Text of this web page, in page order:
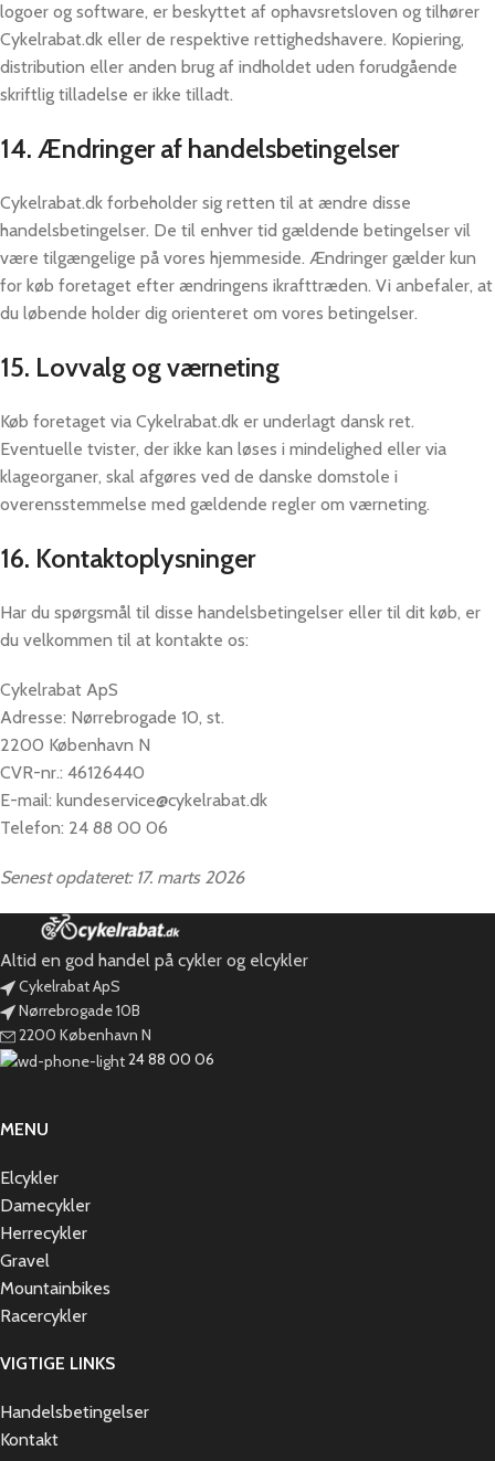
logoer og software, er beskyttet af ophavsretsloven og tilhører
Cykelrabat.dk eller de respektive rettighedshavere. Kopiering,
distribution eller anden brug af indholdet uden forudgående
skriftlig tilladelse er ikke tilladt.
14. Ændringer af handelsbetingelser
Cykelrabat.dk forbeholder sig retten til at ændre disse
handelsbetingelser. De til enhver tid gældende betingelser vil
være tilgængelige på vores hjemmeside. Ændringer gælder kun
for køb foretaget efter ændringens ikrafttræden. Vi anbefaler, at
du løbende holder dig orienteret om vores betingelser.
15. Lovvalg og værneting
Køb foretaget via Cykelrabat.dk er underlagt dansk ret.
Eventuelle tvister, der ikke kan løses i mindelighed eller via
klageorganer, skal afgøres ved de danske domstole i
overensstemmelse med gældende regler om værneting.
16. Kontaktoplysninger
Har du spørgsmål til disse handelsbetingelser eller til dit køb, er
du velkommen til at kontakte os:
Cykelrabat ApS
Adresse: Nørrebrogade 10, st.
2200 København N
CVR-nr.: 46126440
E-mail: kundeservice@cykelrabat.dk
Telefon: 24 88 00 06
Senest opdateret: 17. marts 2026
Altid en god handel på cykler og elcykler
Cykelrabat ApS
Nørrebrogade 10B
2200 København N
24 88 00 06
MENU
Elcykler
Damecykler
Herrecykler
Gravel
Mountainbikes
Racercykler
VIGTIGE LINKS
Handelsbetingelser
Kontakt